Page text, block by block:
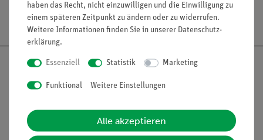
Versandkostenfrei ab 300,- €
haben das Recht, nicht einzuwilligen und die Einwilligung zu
einem späteren Zeitpunkt zu ändern oder zu widerrufen.
Weitere Informationen finden Sie in unserer Daten­schutz­
erklärung.
Essenziell Statistik Marketing
Funktional Weitere Einstellungen
Alle akzeptieren